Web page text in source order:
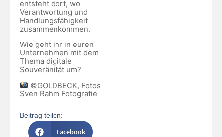
entsteht dort, wo
Verantwortung und
Handlungsfähigkeit
zusammenkommen.
Wie geht ihr in euren
Unternehmen mit dem
Thema digitale
Souveränität um?
©GOLDBECK, Fotos
Sven Rahm Fotografie
Beitrag teilen:
Facebook